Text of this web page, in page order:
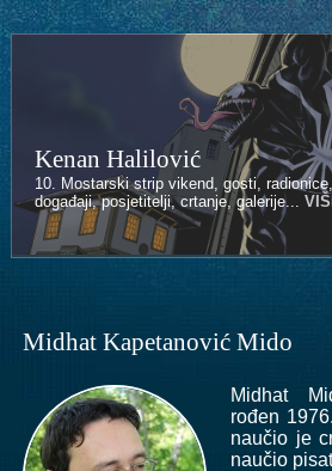
Kenan Halilović
10. Mostarski strip vikend, gosti,
događaji, posjetitelji, crtanje, galerije...
Midhat Kapetanović Mido
Midhat
rođen
naučio je
naučio